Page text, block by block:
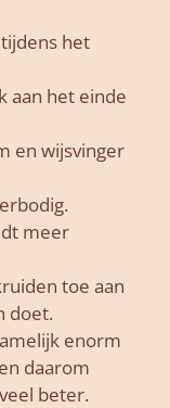
het
aan het einde
en wijsvinger
meer
toe aan
doet.
enorm
daarom
beter.